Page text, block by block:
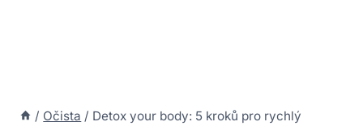
/ Očista / Detox your body: 5 kroků pro rychlý